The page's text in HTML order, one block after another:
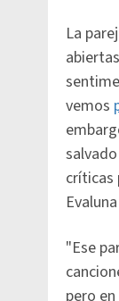
La
vemos
críticas
"Ese
pero